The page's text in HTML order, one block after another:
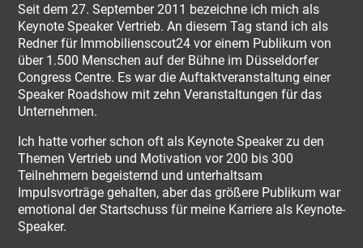
Seit dem 27. September 2011 bezeichne ich mich als
Keynote Speaker Vertrieb. An diesem Tag stand ich als
Redner für Immobilienscout24 vor einem Publikum von
über 1.500 Menschen auf der Bühne im Düsseldorfer
Congress Centre. Es war die Auftaktveranstaltung einer
Speaker Roadshow mit zehn Veranstaltungen für das
Unternehmen.
Ich hatte vorher schon oft als Keynote Speaker zu den
Themen Vertrieb und Motivation vor 200 bis 300
Teilnehmern begeisternd und unterhaltsam
Impulsvorträge gehalten, aber das größere Publikum war
emotional der Startschuss für meine Karriere als Keynote-
Speaker.